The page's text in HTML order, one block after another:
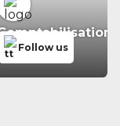
Follow us